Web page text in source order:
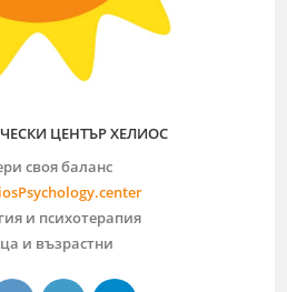
ЦЕНТЪР ХЕЛИОС
своя баланс
и психотерапия
и възрастни